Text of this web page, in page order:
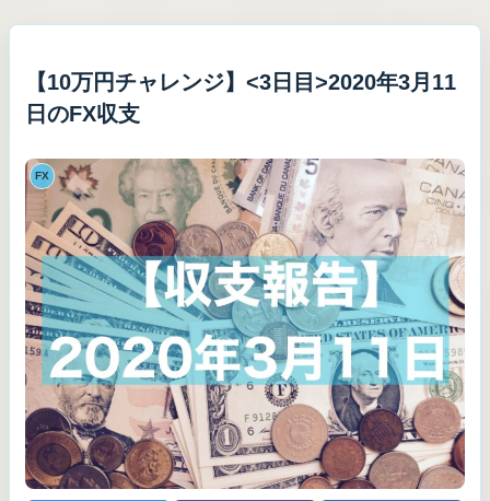
【10万円チャレンジ】<3日目>2020年3月11
日のFX収支
FX